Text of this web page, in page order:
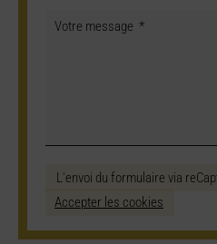
L'envoi du formulaire via
Accepter les cookies